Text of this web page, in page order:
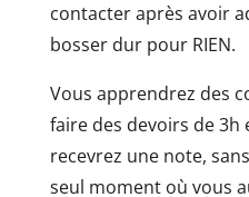
contacter après avoir
bosser dur pour RIEN.
Vous apprendrez des
faire des devoirs de 3h
recevrez une note,
seul moment où vous